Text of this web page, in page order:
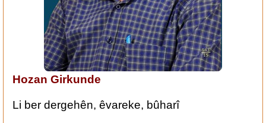
Hozan Girkunde
‏Li ber dergehên, êvareke, bûharî